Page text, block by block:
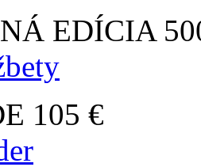
EDÍCIA
105 €